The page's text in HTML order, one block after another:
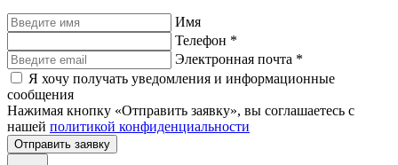
Имя
Телефон *
Электронная почта *
Я хочу получать уведомления и информационные
сообщения
Нажимая кнопку «Отправить заявку», вы соглашаетесь с
нашей политикой конфиденциальности
Отправить заявку